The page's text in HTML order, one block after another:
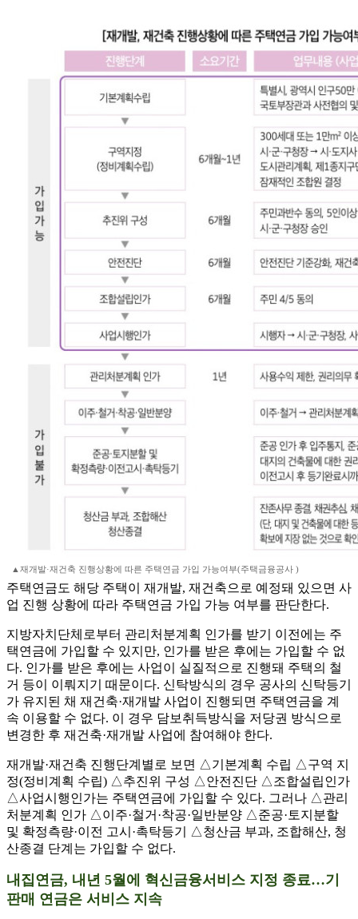
▲재개발·재건축 진행상황에 따른 주택연금 가입 가능여부(주택금융공사 )
주택연금도 해당 주택이 재개발, 재건축으로 예정돼 있으면 사
업 진행 상황에 따라 주택연금 가입 가능 여부를 판단한다.
지방자치단체로부터 관리처분계획 인가를 받기 이전에는 주
택연금에 가입할 수 있지만, 인가를 받은 후에는 가입할 수 없
다. 인가를 받은 후에는 사업이 실질적으로 진행돼 주택의 철
거 등이 이뤄지기 때문이다. 신탁방식의 경우 공사의 신탁등기
가 유지된 채 재건축·재개발 사업이 진행되면 주택연금을 계
속 이용할 수 없다. 이 경우 담보취득방식을 저당권 방식으로
변경한 후 재건축·재개발 사업에 참여해야 한다.
재개발·재건축 진행단계별로 보면 △기본계획 수립 △구역 지
정(정비계획 수립) △추진위 구성 △안전진단 △조합설립인가
△사업시행인가는 주택연금에 가입할 수 있다. 그러나 △관리
처분계획 인가 △이주·철거·착공·일반분양 △준공·토지분할
및 확정측량·이전 고시·촉탁등기 △청산금 부과, 조합해산, 청
산종결 단계는 가입할 수 없다.
내집연금, 내년 5월에 혁신금융서비스 지정 종료…기
판매 연금은 서비스 지속